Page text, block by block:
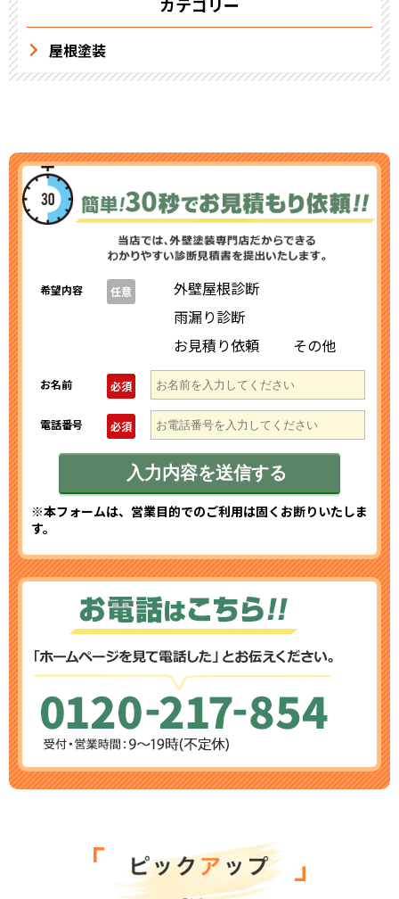
屋根塗装
希望内容 任意
外壁屋根診断
雨漏り診断
お見積り依頼
その他
お名前 必須
電話番号 必須
※本フォームは、営業目的でのご利用は固くお断りいたしま
す。